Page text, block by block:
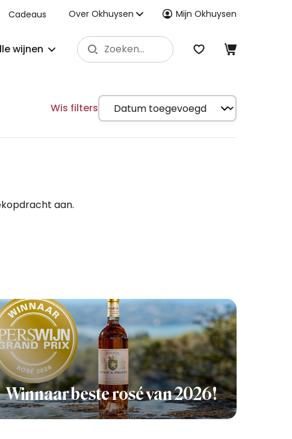
Cadeaus Over Okhuysen Mijn Okhuysen
wijnen
Wis filters
aan.
Winnaar beste rosé van 2026!